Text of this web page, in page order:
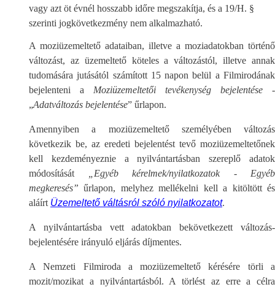
vagy azt öt évnél hosszabb időre megszakítja, és a 19/H. §
szerinti jogkövetkezmény nem alkalmazható.
A moziüzemeltető adataiban, illetve a moziadatokban történő
változást, az üzemeltető köteles a változástól, illetve annak
tudomására jutásától számított 15 napon belül a Filmirodának
bejelenteni a Moziüzemeltetői tevékenység bejelentése -
„Adatváltozás bejelentése” űrlapon.
Amennyiben a moziüzemeltető személyében változás
következik be, az eredeti bejelentést tevő moziüzemeltetőnek
kell kezdeményeznie a nyilvántartásban szereplő adatok
módosítását
„Egyéb kérelmek/nyilatkozatok - Egyéb
megkeresés”űrlapon, melyhez mellékelni kell a kitöltött és
aláírt Üzemeltető váltásról szóló nyilatkozatot.
A nyilvántartásba vett adatokban bekövetkezett változás-
bejelentésére irányuló eljárás díjmentes.
A Nemzeti Filmiroda a moziüzemeltető kérésére törli a
mozit/mozikat a nyilvántartásból. A törlést az erre a célra